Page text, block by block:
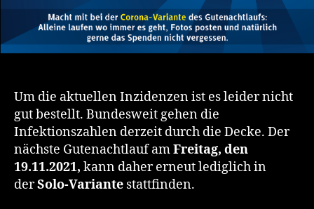
Um die aktuellen Inzidenzen ist es leider nicht
gut bestellt. Bundesweit gehen die
Infektionszahlen derzeit durch die Decke. Der
nächste Gutenachtlauf amFreitag, den
19.11.2021, kann daher erneut lediglich in
derSolo-Variante stattfinden.